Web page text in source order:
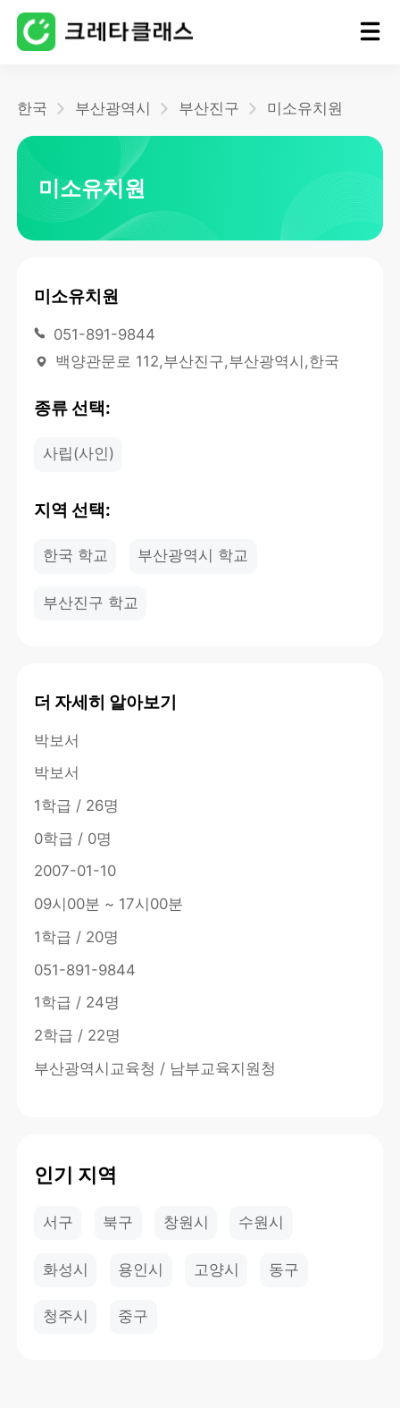
한국 부산광역시 부산진구 미소유치원
미소유치원
미소유치원
051-891-9844
백양관문로 112,부산진구,부산광역시,한국
종류 선택:
사립(사인)
지역 선택:
한국 학교 부산광역시 학교
부산진구 학교
더 자세히 알아보기
박보서
박보서
1학급 / 26명
0학급 / 0명
2007-01-10
09시00분 ~ 17시00분
1학급 / 20명
051-891-9844
1학급 / 24명
2학급 / 22명
부산광역시교육청 / 남부교육지원청
인기 지역
서구 북구 창원시 수원시
화성시 용인시 고양시 동구
청주시 중구